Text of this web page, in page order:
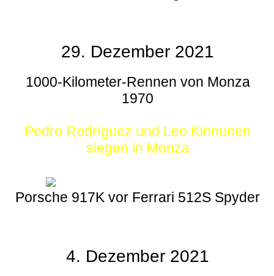
29. Dezember 2021
1000-Kilometer-Rennen von Monza
1970
Pedro Rodríguez und Leo Kinnunen
siegen in Monza
Porsche 917K vor Ferrari 512S Spyder
4. Dezember 2021